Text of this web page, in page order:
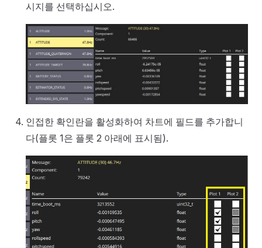
시지를 선택하십시오.
인접한 확인란을 활성화하여 차트에 필드를 추가합니
다(플롯 1은 플롯 2 아래에 표시됨).